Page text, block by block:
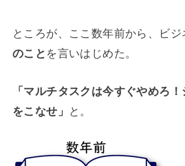
ところが、ここ数年前から、ビジ
のこと を言いはじめた。
「マルチタスクは今すぐやめろ
をこなせ」
と。